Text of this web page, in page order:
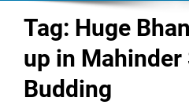
Tag: Huge
up in Mahinder
Budding